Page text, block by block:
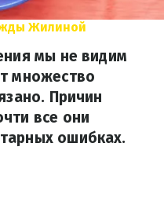
Жилиной
мы не видим
множество
Причин
все они
ошибках.